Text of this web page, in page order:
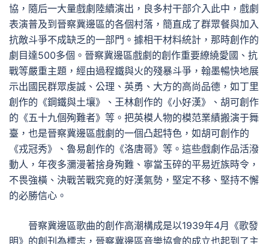
協，隨后一大量戲劇陸續演出，良多村干部介入此中，戲劇
表演普及到晉察冀邊區的各個村落，簡直成了群眾餐與加入
抗敵斗爭不成缺乏的一部門。據相干材料統計，那時創作的
劇目達500多個。晉察冀邊區戲劇的創作重要繚繞愛國、抗
戰等嚴重主題，經由過程鐵與火的殘暴斗爭，翰墨暢快地展
示出國民群眾虔誠、公理、英勇、大方的高尚品德，如丁里
創作的《鋼鐵與土壤》、王林創作的《小好漢》、胡可創作
的《五十九個殉難者》等。把英模人物的模范業績搬演于舞
臺，也是晉察冀邊區戲劇的一個凸起特色，如胡可創作的
《戎冠秀》、魯易創作的《洛唐哥》等。這些戲劇作品活潑
動人，年夜多瀰漫著捨身殉難、寧當玉碎的平易近族時令，
不畏強橫、決戰苦戰究竟的好漢氣勢，堅定不移、堅持不懈
的必勝信心。
晉察冀邊區歌曲的創作高潮構成是以1939年4月《歌發
明》的創刊為標志，晉察冀邊區音樂協會的成立也起到了主